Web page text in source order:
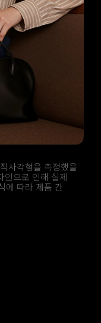
사각형을 측정했을
으로 인해 실제
에 따라 제품 간